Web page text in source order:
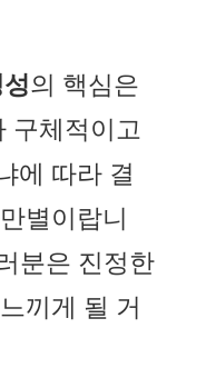
의 핵심은
구체적이고
에 따라 결
별이랍니
분은 진정한
끼게 될 거